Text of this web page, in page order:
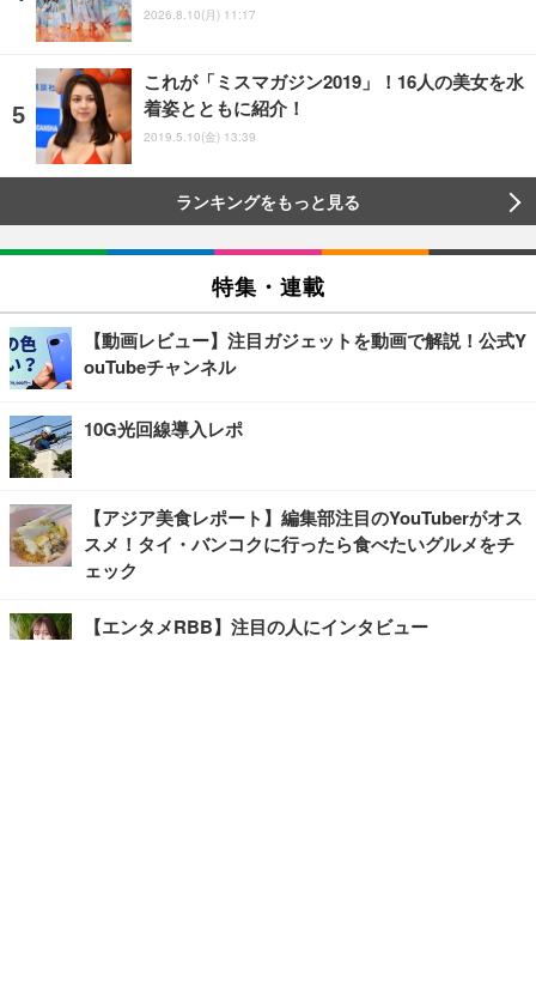
2026.8.10(月) 11:17
これが「ミスマガジン2019」！16人の美女を水
着姿とともに紹介！
2019.5.10(金) 13:39
ランキングをもっと見る
特集・連載
【動画レビュー】注目ガジェットを動画で解説！公式Y
ouTubeチャンネル
10G光回線導入レポ
【アジア美食レポート】編集部注目のYouTuberがオス
スメ！タイ・バンコクに行ったら食べたいグルメをチ
ェック
【エンタメRBB】注目の人にインタビュー